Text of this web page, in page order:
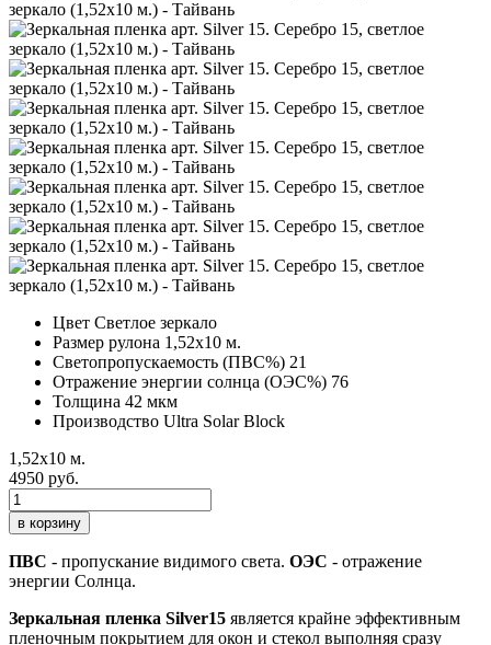
Цвет Светлое зеркало
Размер рулона 1,52х10 м.
Светопропускаемость (ПВС%) 21
Отражение энергии солнца (ОЭС%) 76
Толщина 42 мкм
Производство Ultra Solar Block
1,52х10 м.
4950 руб.
в корзину
ПВС - пропускание видимого света. ОЭС - отражение
энергии Солнца.
Зеркальная пленка Silver15 является крайне эффективным
пленочным покрытием для окон и стекол выполняя сразу